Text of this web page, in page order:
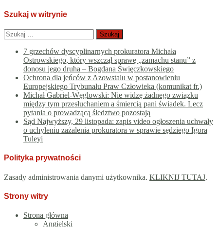
Szukaj w witrynie
Szukaj:
7 grzechów dyscyplinarnych prokuratora Michała
Ostrowskiego, który wszczął sprawę „zamachu stanu” z
donosu jego druha – Bogdana Święczkowskiego
Ochrona dla jeńców z Azowstalu w postanowieniu
Europejskiego Trybunału Praw Człowieka (komunikat fr.)
Michał Gabriel-Węglowski: Nie widzę żadnego związku
między tym przesłuchaniem a śmiercią pani świadek. Lecz
pytania o prowadzącą śledztwo pozostają
Sąd Najwyższy, 29 listopada: zapis video ogłoszenia uchwały
o uchyleniu zażalenia prokuratora w sprawie sędziego Igora
Tuleyi
Polityka prywatności
Zasady administrowania danymi użytkownika. KLIKNIJ TUTAJ.
Strony witry
Strona główna
Angielski